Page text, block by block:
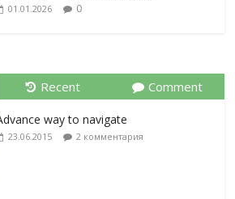
01.01.2026 0
Recent Comment
way to navigate
23.06.2015 2 комментария